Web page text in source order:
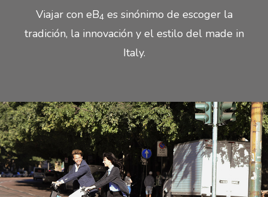
Viajar con eB4es sinónimo de escoger la
tradición, la innovación y el estilo del made in
Italy.